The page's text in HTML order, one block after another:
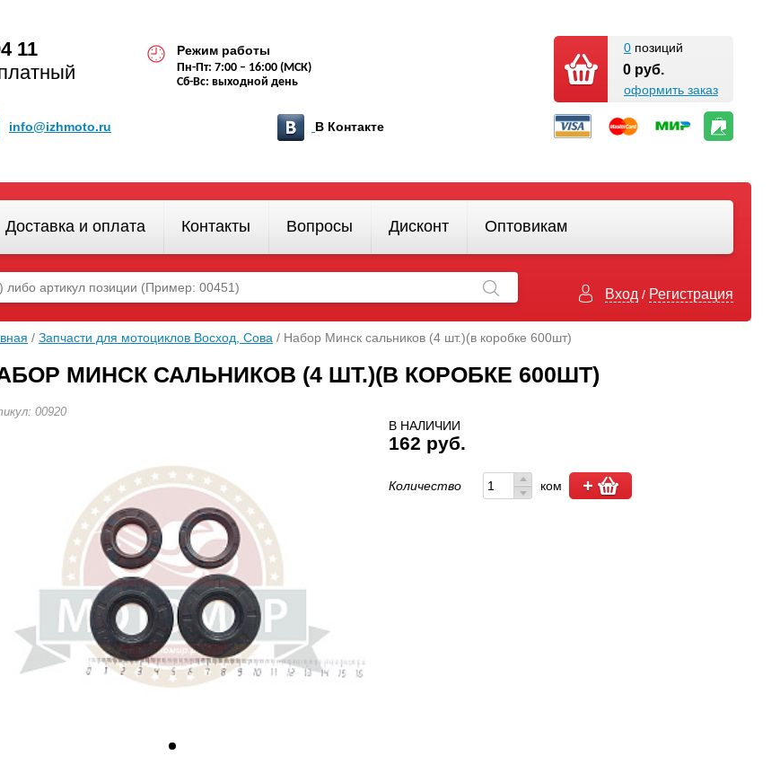
11
Режим работы
Пн-Пт: 7:00 – 16:00 (МСК)
Сб-Вс: выходной день
0 позиций
0 руб.
оформить заказ
info@izhmoto.ru В Контакте
Доставка и оплата Контакты Вопросы Дисконт Оптовикам
Вход / Регистрация
/ Запчасти для мотоциклов Восход, Сова / Набор Минск сальников (4 шт.)(в коробке 600шт)
МИНСК САЛЬНИКОВ (4 ШТ.)(В КОРОБКЕ 600ШТ)
00920
В НАЛИЧИИ
162 руб.
Количество ком